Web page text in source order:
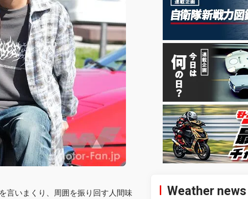
言いまくり、周囲を振り回す人間味
Weather news